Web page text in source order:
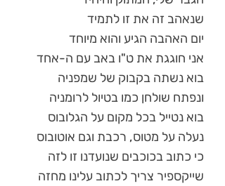
שנאהב זה את זו לתמיד
יום האהבה הגיע והוא מיוחד
אני חוגגת את ט"ו באב עם ה-אחד
בוא נשתה בקבוק של שמפניה
ונפתח שולחן כמו בטיול לרומניה
בוא נטייל בכל מקום על הגלובוס
נעלה על מטוס, רכבת וגם אוטובוס
כי כתוב בכוכבים שנועדנו זו לזה
שייקספיר צריך לכתוב עלינו מחזה